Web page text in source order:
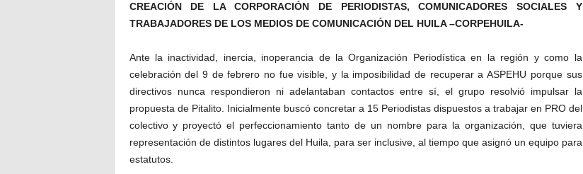
CREACIÓN DE LA CORPORACIÓN DE PERIODISTAS, COMUNICADORES SOCIALES Y
TRABAJADORES DE LOS MEDIOS DE COMUNICACIÓN DEL HUILA –CORPEHUILA-
Ante la inactividad, inercia, inoperancia de la Organización Periodística en la región y como la
celebración del 9 de febrero no fue visible, y la imposibilidad de recuperar a ASPEHU porque sus
directivos nunca respondieron ni adelantaban contactos entre sí, el grupo resolvió impulsar la
propuesta de Pitalito. Inicialmente buscó concretar a 15 Periodistas dispuestos a trabajar en PRO del
colectivo y proyectó el perfeccionamiento tanto de un nombre para la organización, que tuviera
representación de distintos lugares del Huila, para ser inclusive, al tiempo que asignó un equipo para
estatutos.